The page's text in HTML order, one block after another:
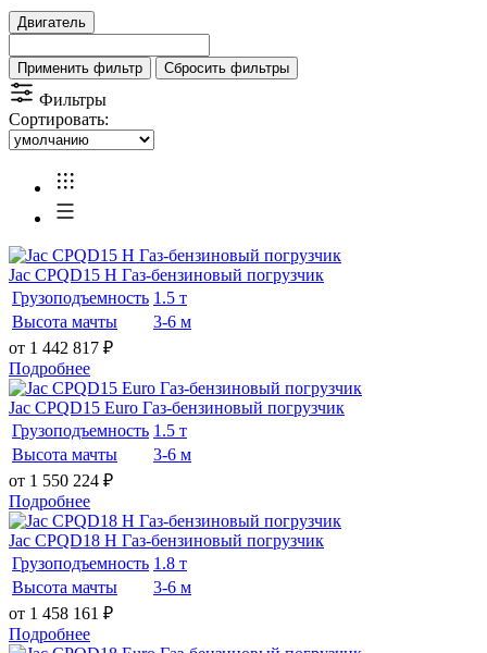
Двигатель
Применить фильтр Сбросить фильтры
Фильтры
Сортировать:
Jac CPQD15 H Газ-бензиновый погрузчик
Грузоподъемность 1.5 т
Высота мачты
3-6 м
от 1 442 817 ₽
Подробнее
Jac CPQD15 Euro Газ-бензиновый погрузчик
Грузоподъемность 1.5 т
Высота мачты
3-6 м
от 1 550 224 ₽
Подробнее
Jac CPQD18 H Газ-бензиновый погрузчик
Грузоподъемность 1.8 т
Высота мачты
3-6 м
от 1 458 161 ₽
Подробнее